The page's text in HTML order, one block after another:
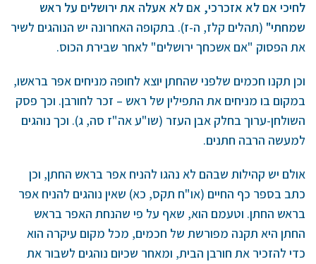
לחיכי אם לא אזכרכי, אם לא אעלה את ירושלים על ראש
שמחתי" (תהלים קלז, ה-ז). בתקופה האחרונה יש הנוהגים לשיר
את הפסוק "אם אשכחך ירושלים" לאחר שבירת הכוס.
וכן תקנו חכמים שלפני שהחתן יוצא לחופה מניחים אפר בראשו,
במקום בו מניחים את התפילין של ראש – זכר לחורבן. וכך פסק
השולחן-ערוך בחלק אבן העזר (שו"ע אה"ז סה, ג). וכך נוהגים
למעשה הרבה חתנים.
אולם יש קהילות שבהם לא נהגו להניח אפר בראש החתן, וכן
כתב בספר כף החיים (או"ח תקס, כא) שאין נוהגים להניח אפר
בראש החתן. וטעמם הוא, שאף על פי שהנחת האפר בראש
החתן היא תקנה מפורשת של חכמים, מכל מקום עיקרה הוא
כדי להזכיר את חורבן הבית, ומאחר שכיום נוהגים לשבור את